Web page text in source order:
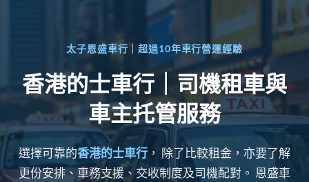
太子恩盛車行｜超過10年車行營運經驗
香港的士車行｜司機租車與
車主托管服務
選擇可靠的香港的士車行 ， 除了比較租金，亦要了解
更份安排、車務支援、交收制度及司機配對。 恩盛車